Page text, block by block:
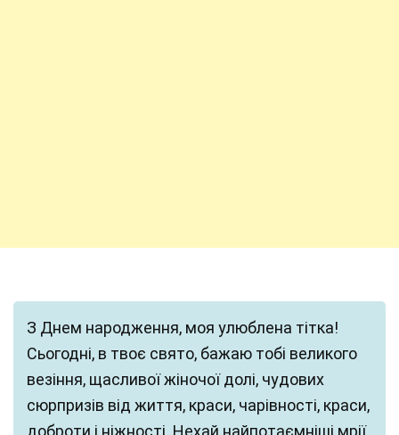
З Днем народження, моя улюблена тітка!
Сьогодні, в твоє свято, бажаю тобі великого
везіння, щасливої жіночої долі, чудових
сюрпризів від життя, краси, чарівності, краси,